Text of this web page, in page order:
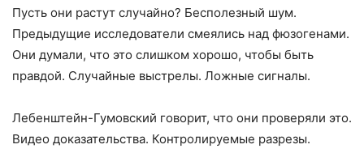
Пусть они растут случайно? Бесполезный шум.
Предыдущие исследователи смеялись над фюзогенами.
Они думали, что это слишком хорошо, чтобы быть
правдой. Случайные выстрелы. Ложные сигналы.
Лебенштейн-Гумовский говорит, что они проверяли это.
Видео доказательства. Контролируемые разрезы.